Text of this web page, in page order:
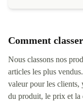
Comment
Nous classons nos
articles les plus
valeur pour les clients,
du produit, le prix et